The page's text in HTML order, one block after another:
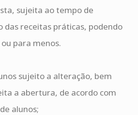
sujeita ao tempo de
das receitas práticas, podendo
para menos.
sujeito a alteração, bem
a abertura, de acordo com
alunos;